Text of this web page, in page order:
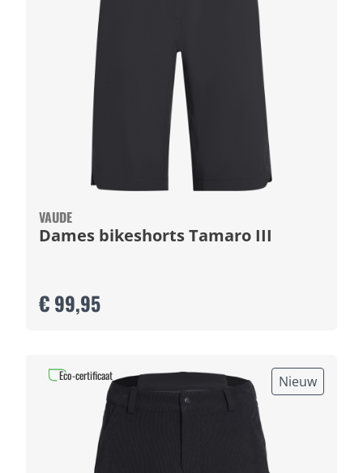
VAUDE
Dames bikeshorts Tamaro III
€ 99,95
Nieuw
Eco-certificaat